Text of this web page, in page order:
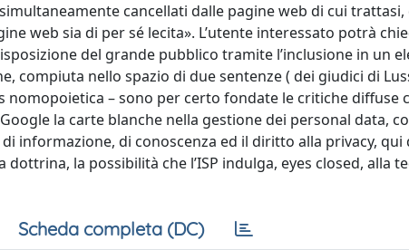
cancellati dalle pagine web di cui
web sia di per sé lecita». L’utente interessato potrà
del grande pubblico tramite l’inclusione in un
compiuta nello spazio di due sentenze ( dei giudici di
– sono per certo fondate le critiche diffuse
la carte blanche nella gestione dei personal data,
informazione, di conoscenza ed il diritto alla privacy, qui
la possibilità che l’ISP indulga, eyes closed, alla
Scheda completa (DC)